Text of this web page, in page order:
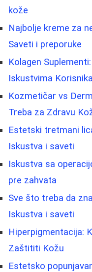
kože
Najbolje kreme za
Saveti i preporuke
Kolagen
Iskustvima Korisnika
Kozmetičar vs
Treba za Zdravu
Estetski tretmani
Iskustva i saveti
Iskustva sa
pre zahvata
Sve što treba da
Iskustva i saveti
Hiperpigmentacija:
Zaštititi Kožu
Estetsko